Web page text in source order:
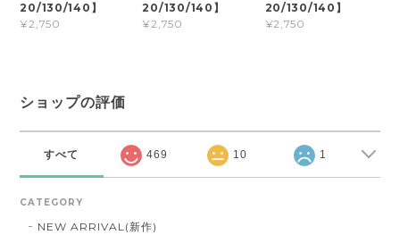
20/130/140】
¥2,750
20/130/140】
¥2,750
20/130/140】
¥2,750
ショップの評価
すべて 469 10 1
CATEGORY
NEW ARRIVAL(新作)